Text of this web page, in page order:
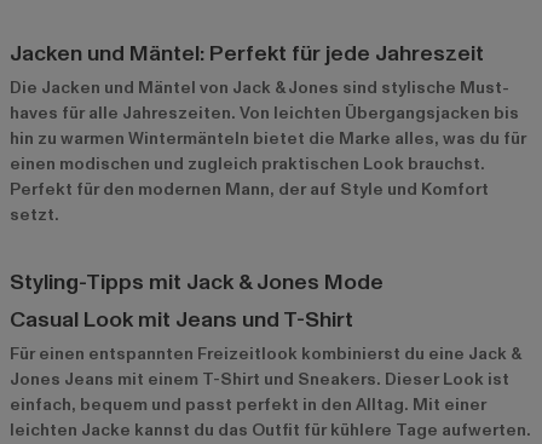
Jacken und Mäntel: Perfekt für jede Jahreszeit
Die Jacken und Mäntel von Jack & Jones sind stylische Must-
haves für alle Jahreszeiten. Von leichten Übergangsjacken bis
hin zu warmen Wintermänteln bietet die Marke alles, was du für
einen modischen und zugleich praktischen Look brauchst.
Perfekt für den modernen Mann, der auf Style und Komfort
setzt.
Styling-Tipps mit Jack & Jones Mode
Casual Look mit Jeans und T-Shirt
Für einen entspannten Freizeitlook kombinierst du eine Jack &
Jones Jeans mit einem T-Shirt und Sneakers. Dieser Look ist
einfach, bequem und passt perfekt in den Alltag. Mit einer
leichten Jacke kannst du das Outfit für kühlere Tage aufwerten.